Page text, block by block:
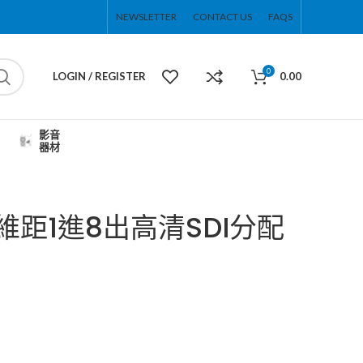
NEWSLETTER CONTACT US FAQS
LOGIN / REGISTER 0 0.00
影音
器材
距1進8出高清SDI分配